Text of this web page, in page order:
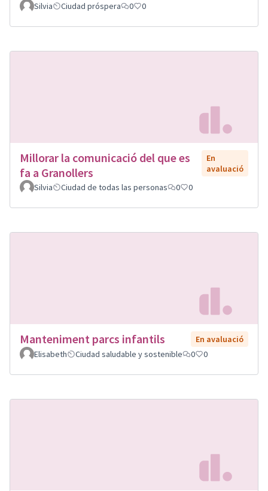
Silvia
Ciudad próspera 0 0
Millorar la comunicació del que es
fa a Granollers
En
avaluació
Silvia
Ciudad de todas las personas 0 0
Manteniment parcs infantils
En avaluació
Elisabeth
Ciudad saludable y sostenible 0 0